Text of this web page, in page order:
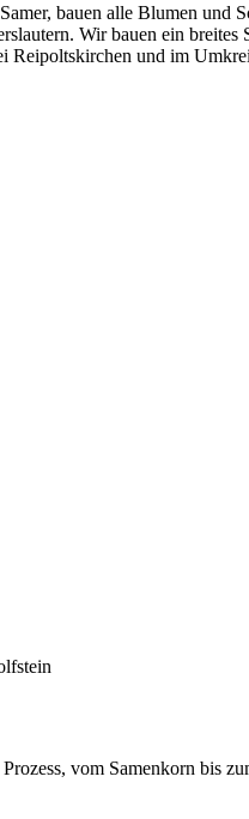
bauen alle Blumen und
Wir bauen ein
und im
vom Samenkorn bis